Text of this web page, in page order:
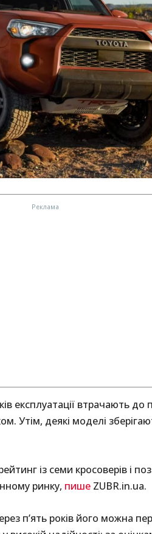
експлуатації втрачають
Утім, деякі моделі
із семи кросоверів і
ринку, пише ZUBR.in.ua.
п’ять років його можна